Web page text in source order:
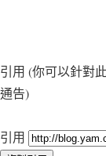
引用 (你可以針對
通告)
引用